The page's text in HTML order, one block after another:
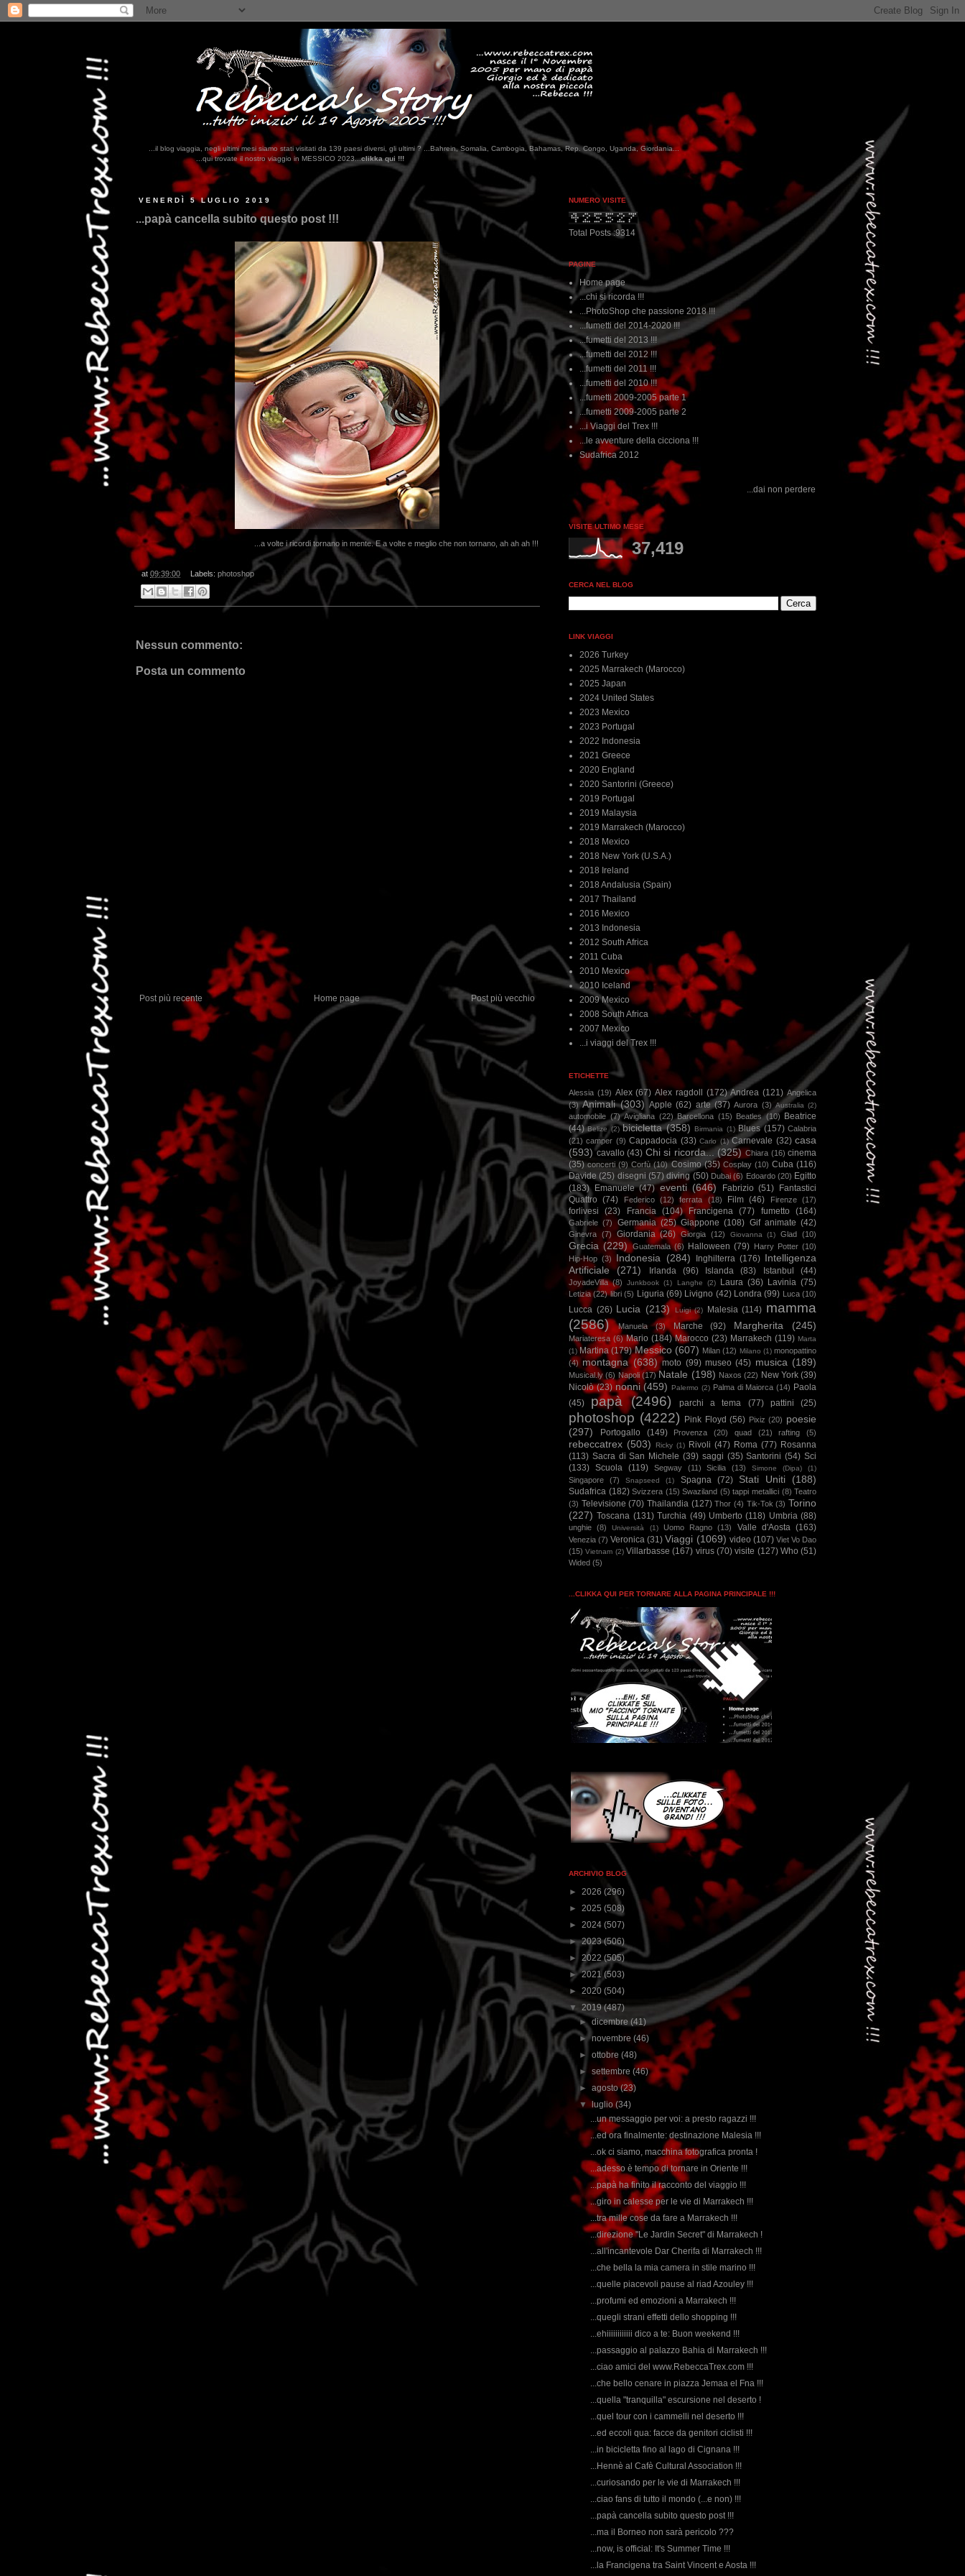
...il blog viaggia, negli ultimi mesi siamo stati visitati da 139 paesi diversi, gli ultimi ? ...Bahrein, Somalia, Cambogia, Bahamas, Rep. Congo, Uganda, Giordania...
...qui trovate il nostro viaggio in MESSICO 2023...clikka qui !!!
VENERDÌ 5 LUGLIO 2019
...papà cancella subito questo post !!!
...a volte i ricordi tornano in mente. E a volte e meglio che non tornano, ah ah ah !!!
at 09:39:00 Labels: photoshop
Nessun commento:
Posta un commento
Post più recente Post più vecchio
Home page
NUMERO VISITE
Total Posts :9314
PAGINE
Home page
...chi si ricorda !!!
...PhotoShop che passione 2018 !!!
...fumetti del 2014-2020 !!!
...fumetti del 2013 !!!
...fumetti del 2012 !!!
...fumetti del 2011 !!!
...fumetti del 2010 !!!
...fumetti 2009-2005 parte 1
...fumetti 2009-2005 parte 2
...i Viaggi del Trex !!!
...le avventure della cicciona !!!
Sudafrica 2012
...dai non perdere tempo, clikka "qui", c'è il meglio del www.rebeccatrex.com
VISITE ULTIMO MESE
37,419
CERCA NEL BLOG
LINK VIAGGI
2026 Turkey
2025 Marrakech (Marocco)
2025 Japan
2024 United States
2023 Mexico
2023 Portugal
2022 Indonesia
2021 Greece
2020 England
2020 Santorini (Greece)
2019 Portugal
2019 Malaysia
2019 Marrakech (Marocco)
2018 Mexico
2018 New York (U.S.A.)
2018 Ireland
2018 Andalusia (Spain)
2017 Thailand
2016 Mexico
2013 Indonesia
2012 South Africa
2011 Cuba
2010 Mexico
2010 Iceland
2009 Mexico
2008 South Africa
2007 Mexico
...i viaggi del Trex !!!
ETICHETTE
Alessia (19) Alex (67) Alex ragdoll (172) Andrea (121) Angelica
(3) Animali (303) Apple (62) arte (37) Aurora (3) Australia (2)
automobile (7) Avigliana (22) Barcellona (15) Beatles (10)
Beatrice
(44) Belize (2) bicicletta (358) Birmania (1) Blues (157) Calabria
(21) camper (9) Cappadocia (33) Carlo (1) Carnevale (32) casa
(593) cavallo (43) Chi si ricorda... (325) Chiara (16) cinema
(35) concerti (9) Corfù (10) Cosimo (35) Cosplay (10) Cuba (116)
Davide (25) disegni (57) diving (50) Dubai (6) Edoardo (20) Egitto
(183)
Emanuele (47) eventi (646) Fabrizio (51)
Fantastici
Quattro (74) Federico (12) ferrata (18) Film (46) Firenze (17)
forlivesi (23) Francia (104) Francigena (77) fumetto (164)
Gabriele (7) Germania (25) Giappone (108) Gif animate (42)
Ginevra (7) Giordania (26) Giorgia (12) Giovanna (1) Glad (10)
Grecia (229) Guatemala (6) Halloween (79) Harry Potter (10)
Hip-Hop (3) Indonesia (284) Inghilterra (176) Intelligenza
Artificiale
(271) Irlanda (96) Islanda (83) Istanbul (44)
JoyadeVilla (8) Junkbook (1) Langhe (2) Laura (36) Lavinia (75)
Letizia (22) libri (5) Liguria (69) Livigno (42) Londra (99) Luca (10)
Lucca (26) Lucia (213) Luigi (2) Malesia (114) mamma
(2586)
Manuela (3) Marche (92) Margherita (245)
Mariateresa (6) Mario (184) Marocco (23) Marrakech (119) Marta
(1) Martina (179) Messico (607) Milan (12) Milano (1) monopattino
(4) montagna (638) moto (99) museo (45) musica (189)
Musical.ly (6) Napoli (17) Natale (198) Naxos (22) New York (39)
Nicolò (23) nonni (459) Palermo (2) Palma di Maiorca (14) Paola
(45)
papà (2496) parchi a tema (77) pattini (25)
photoshop (4222) Pink Floyd (56) Pixiz (20) poesie
(297)
Portogallo (149) Provenza (20) quad (21) rafting (5)
rebeccatrex (503) Ricky (1) Rivoli (47) Roma (77) Rosanna
(113) Sacra di San Michele (39) saggi (35) Santorini (54) Sci
(133) Scuola (119) Segway (11) Sicilia (13) Simone (Dipa) (1)
Singapore (7) Snapseed (1) Spagna (72) Stati Uniti (188)
Sudafrica (182) Svizzera (15) Swaziland (5) tappi metallici (8) Teatro
(3) Televisione (70) Thailandia (127) Thor (4) Tik-Tok (3) Torino
(227) Toscana (131) Turchia (49) Umberto (118) Umbria (88)
unghie (8) Università (1) Uomo Ragno (13) Valle d'Aosta (163)
Venezia (7) Veronica (31) Viaggi (1069) video (107) Viet Vo Dao
(15) Vietnam (2) Villarbasse (167) virus (70) visite (127) Who (51)
Wided (5)
...CLIKKA QUI PER TORNARE ALLA PAGINA PRINCIPALE !!!
ARCHIVIO BLOG
► 2026 (296)
► 2025 (508)
► 2024 (507)
►2023(506)
► 2022(505)
►2021(503)
► 2020 (504)
▼ 2019(487)
►dicembre(41)
►novembre(46)
►ottobre(48)
►settembre(46)
►agosto(23)
▼luglio(34)
...un messaggio per voi: a presto ragazzi !!!
...ed ora finalmente: destinazione Malesia !!!
...ok ci siamo, macchina fotografica pronta !
...adesso è tempo di tornare in Oriente !!!
...papà ha finito il racconto del viaggio !!!
...giro in calesse per le vie di Marrakech !!!
...tra mille cose da fare a Marrakech !!!
...direzione "Le Jardin Secret" di Marrakech !
...all'incantevole Dar Cherifa di Marrakech !!!
...che bella la mia camera in stile marino !!!
...quelle piacevoli pause al riad Azouley !!!
...profumi ed emozioni a Marrakech !!!
...quegli strani effetti dello shopping !!!
...ehiiiiiiiiiiii dico a te: Buon weekend !!!
...passaggio al palazzo Bahia di Marrakech !!!
...ciao amici del www.RebeccaTrex.com !!!
...che bello cenare in piazza Jemaa el Fna !!!
...quella "tranquilla" escursione nel deserto !
...quel tour con i cammelli nel deserto !!!
...ed eccoli qua: facce da genitori ciclisti !!!
...in bicicletta fino al lago di Cignana !!!
...Hennè al Cafè Cultural Association !!!
...curiosando per le vie di Marrakech !!!
...ciao fans di tutto il mondo (...e non) !!!
...papà cancella subito questo post !!!
...ma il Borneo non sarà pericolo ???
...now, is official: It's Summer Time !!!
...la Francigena tra Saint Vincent e Aosta !!!